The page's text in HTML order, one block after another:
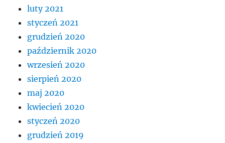
luty 2021
styczeń 2021
grudzień 2020
październik 2020
wrzesień 2020
sierpień 2020
maj 2020
kwiecień 2020
styczeń 2020
grudzień 2019